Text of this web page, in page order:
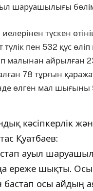
шаруашылығы
иелерінен түскен
пен 532 құс
малынан айрылған
78 тұрғын
өлген мал шығыны
кәсіпкерлік
Қуатбаев:
ауыл
ереже шықты.
осы айдың